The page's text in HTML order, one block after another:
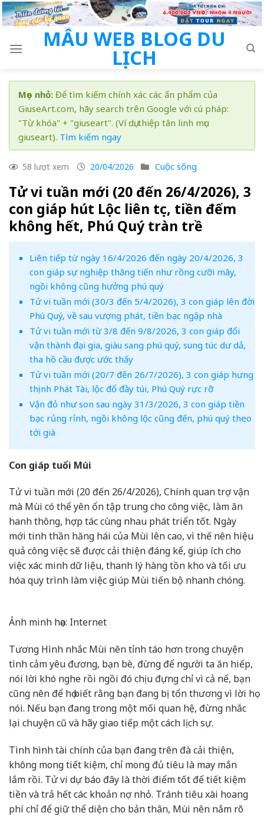
Skip
to
MẪU WEB BLOG DU
LỊCH
Mẹo nhỏ: Để tìm kiếm chính xác các ấn phẩm của
GiuseArt.com, hãy search trên Google với cú pháp:
"Từ khóa" + "giuseart". (Ví dụ: thiệp tân linh mục
giuseart). Tìm kiếm ngay
58 lượt xem 20/04/2026 Cuộc sống
Tử vi tuần mới (20 đến 26/4/2026), 3
con giáp hút Lộc liên tục, tiền đếm
không hết, Phú Quý tràn trề
Liên tiếp từ ngày 16/4/2026 đến ngày 20/4/2026, 3
con giáp sự nghiệp thăng tiến như rồng cưỡi mây,
ngồi không cũng hưởng phú quý
Tử vi tuần mới (30/3 đến 5/4/2026), 3 con giáp lên đời
Phú Quý, về sau vượng phát, tiền bạc ngập nhà
Tử vi tuần mới từ 3/8 đến 9/8/2026, 3 con giáp đổi
vận thành đại gia, giàu sang phú quý, sung túc dư dả,
tha hồ cầu được ước thấy
Tử vi tuần mới (20/7 đến 26/7/2026), 3 con giáp hưng
thịnh Phát Tài, lộc đổ đầy túi, Phú Quý rực rỡ
Vận đỏ như son sau ngày 31/3/2026, 3 con giáp tiền
bạc rủng rỉnh, ngồi không lộc cũng đến, phú quý theo
tới già
Con giáp tuổi Mùi
Tử vi tuần mới (20 đến 26/4/2026), Chính quan trợ vận
mà Mùi có thể yên ổn tập trung cho công việc, làm ăn
hanh thông, hợp tác cùng nhau phát triển tốt. Ngày
mới tinh thần hăng hái của Mùi lên cao, vì thế nên hiệu
quả công việc sẽ được cải thiện đáng kể, giúp ích cho
việc xác minh dữ liệu, thanh lý hàng tồn kho và tối ưu
hóa quy trình làm việc giúp Mùi tiến bộ nhanh chóng.
Ảnh minh họa: Internet
Tương Hình nhắc Mùi nên tỉnh táo hơn trong chuyện
tình cảm yêu đương, bạn bè, đừng để người ta ăn hiếp,
nói lời khó nghe rồi ngồi đó chịu đựng chỉ vì cả nể, bạn
cũng nên để họ biết rằng bạn đang bị tổn thương vì lời họ
nói. Nếu bạn đang trong một mối quan hệ, đừng nhắc
lại chuyện cũ và hãy giao tiếp một cách lịch sự.
Tình hình tài chính của bạn đang trên đà cải thiện,
không mong tiết kiệm, chỉ mong đủ tiêu là may mắn
lắm rồi. Tử vi dự báo đây là thời điểm tốt để tiết kiệm
tiền và trả hết các khoản nợ nhỏ. Tránh tiêu xài hoang
phí chỉ để giữ thể diện cho bản thân, Mùi nên nắm rõ